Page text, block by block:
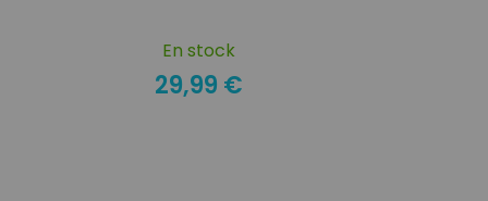
En stock
29,99 €